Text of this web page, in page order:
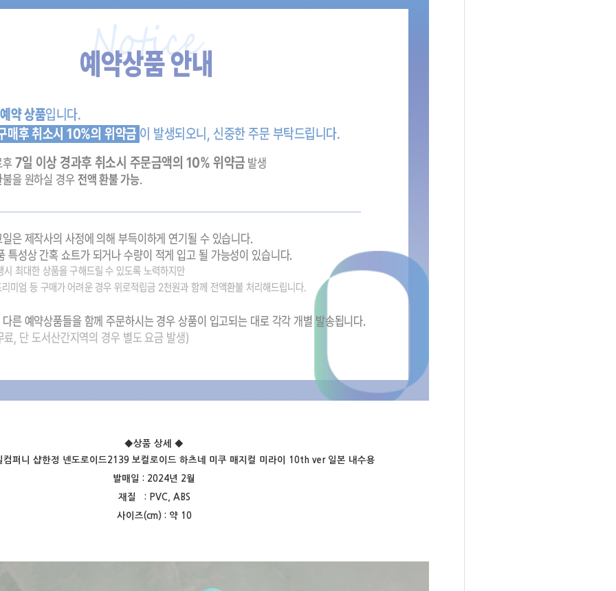
◆상품 상세
◆
컴퍼니 샵한정 넨도로이드2139 보컬로이드 하츠네 미쿠 매지컬 미라이 10th ver 일본 내수용
발매일 : 2024년 2월
재질 : PVC, ABS
사이즈(cm) : 약 10